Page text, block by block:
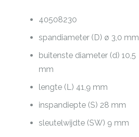
40508230
spandiameter (D) ø 3,0 mm
buitenste diameter (d) 10,5
mm
lengte (L) 41,9 mm
inspandiepte (S) 28 mm
sleutelwijdte (SW) 9 mm